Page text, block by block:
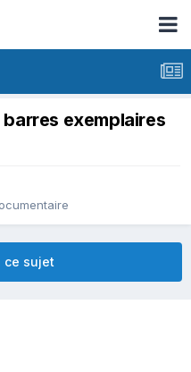
exemplaires
ce sujet